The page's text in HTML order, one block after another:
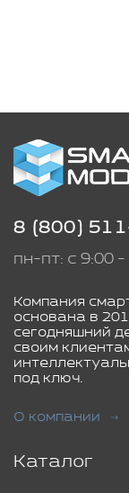
8 (800)
пн-пт: с 9:00 -
Компания
основана в
сегодняшний
своим
под ключ.
О компании
Каталог